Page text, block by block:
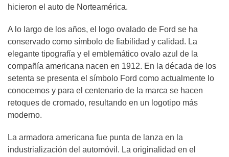
hicieron el auto de Norteamérica.
A lo largo de los años, el logo ovalado de Ford se ha
conservado como símbolo de fiabilidad y calidad. La
elegante tipografía y el emblemático ovalo azul de la
compañía americana nacen en 1912. En la década de los
setenta se presenta el símbolo Ford como actualmente lo
conocemos y para el centenario de la marca se hacen
retoques de cromado, resultando en un logotipo más
moderno.
La armadora americana fue punta de lanza en la
industrialización del automóvil. La originalidad en el